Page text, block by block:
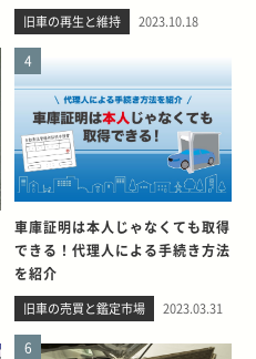
旧車の再生と維持 2023.10.18
4
車庫証明は本人じゃなくても取得
できる！代理人による手続き方法
を紹介
旧車の売買と鑑定市場 2023.03.31
6